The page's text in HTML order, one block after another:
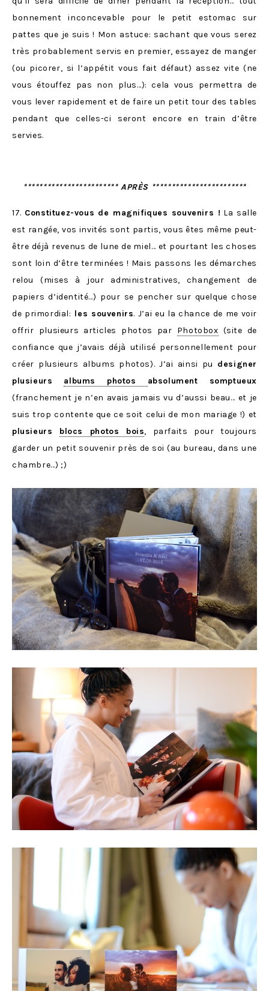
bonnement inconcevable pour le petit estomac sur
pattes que je suis ! Mon astuce: sachant que vous serez
très probablement servis en premier, essayez de manger
(ou picorer, si l’appétit vous fait défaut) assez vite (ne
vous étouffez pas non plus…): cela vous permettra de
vous lever rapidement et de faire un petit tour des tables
pendant que celles-ci seront encore en train d’être
servies.
************************ APRÈS ************************
17. Constituez-vous de magnifiques souvenirs ! La salle
est rangée, vos invités sont partis, vous êtes même peut-
être déjà revenus de lune de miel… et pourtant les choses
sont loin d’être terminées ! Mais passons les démarches
relou (mises à jour administratives, changement de
papiers d’identité…) pour se pencher sur quelque chose
de primordial: les souvenirs. J’ai eu la chance de me voir
offrir plusieurs articles photos par Photobox (site de
confiance que j’avais déjà utilisé personnellement pour
créer plusieurs albums photos). J’ai ainsi pu designer
plusieurs albums photos absolument somptueux
(franchement je n’en avais jamais vu d’aussi beau… et je
suis trop contente que ce soit celui de mon mariage !) et
plusieurs blocs photos bois, parfaits pour toujours
garder un petit souvenir près de soi (au bureau, dans une
chambre…) ;)